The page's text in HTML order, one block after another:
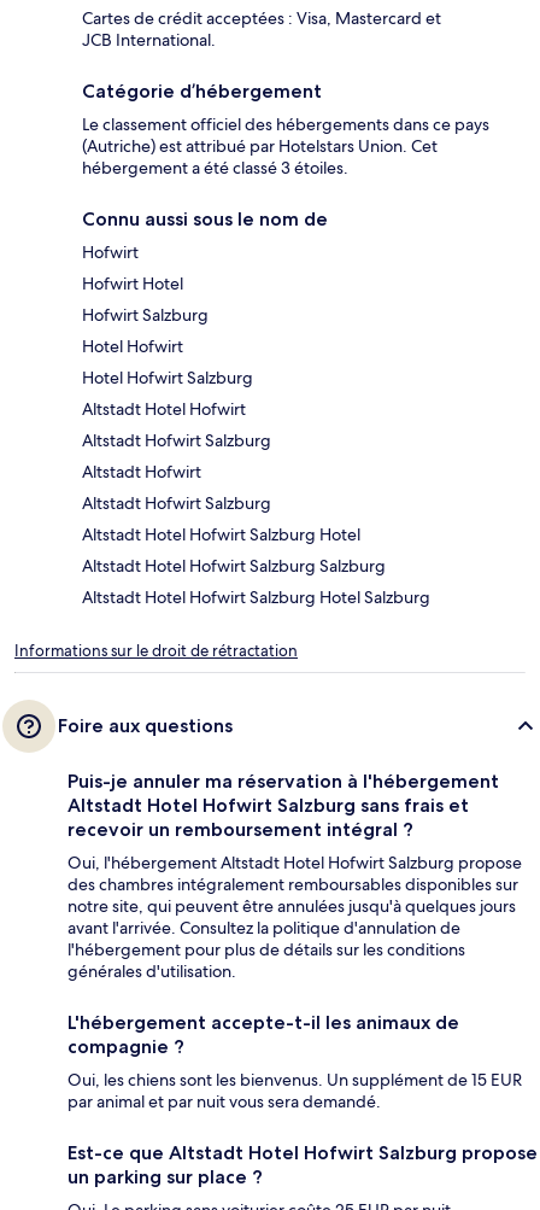
Cartes de crédit acceptées : Visa, Mastercard et
JCB International.
Catégorie d’hébergement
Le classement officiel des hébergements dans ce pays
(Autriche) est attribué par Hotelstars Union. Cet
hébergement a été classé 3 étoiles.
Connu aussi sous le nom de
Hofwirt
Hofwirt Hotel
Hofwirt Salzburg
Hotel Hofwirt
Hotel Hofwirt Salzburg
Altstadt Hotel Hofwirt
Altstadt Hofwirt Salzburg
Altstadt Hofwirt
Altstadt Hofwirt Salzburg
Altstadt Hotel Hofwirt Salzburg Hotel
Altstadt Hotel Hofwirt Salzburg Salzburg
Altstadt Hotel Hofwirt Salzburg Hotel Salzburg
Informations sur le droit de rétractation
Foire aux questions
Puis-je annuler ma réservation à l'hébergement
Altstadt Hotel Hofwirt Salzburg sans frais et
recevoir un remboursement intégral ?
Oui, l'hébergement Altstadt Hotel Hofwirt Salzburg propose
des chambres intégralement remboursables disponibles sur
notre site, qui peuvent être annulées jusqu'à quelques jours
avant l'arrivée. Consultez la politique d'annulation de
l'hébergement pour plus de détails sur les conditions
générales d'utilisation.
L'hébergement accepte-t-il les animaux de
compagnie ?
Oui, les chiens sont les bienvenus. Un supplément de 15 EUR
par animal et par nuit vous sera demandé.
Est-ce que Altstadt Hotel Hofwirt Salzburg propose
un parking sur place ?